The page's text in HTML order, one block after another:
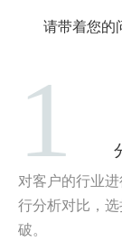
请带着您的
1
对客户的行业
行分析对比，
破。